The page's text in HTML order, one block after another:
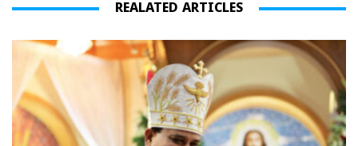
REALATED ARTICLES